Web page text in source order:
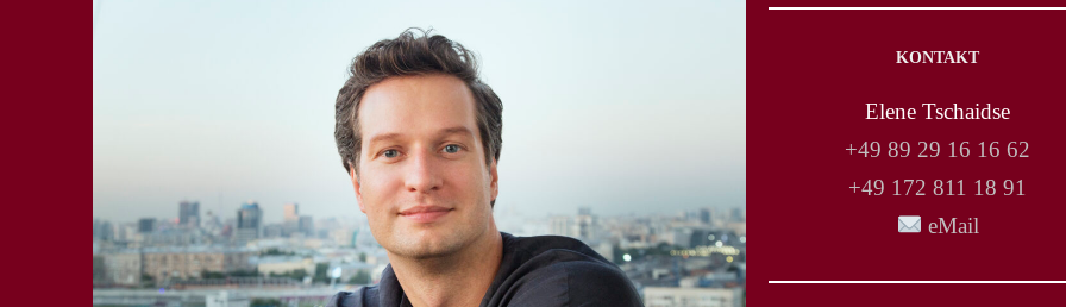
KONTAKT
Elene Tschaidse
+49 89 29 16 16 62
+49 172 811 18 91
eMail